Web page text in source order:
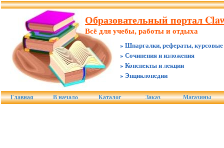
Образовательный портал
Всё для учебы, работы и отдыха
» Шпаргалки, рефераты, курсовые
» Сочинения и изложения
» Конспекты и лекции
» Энциклопедии
Главная В начало Каталог Заказ Магазины